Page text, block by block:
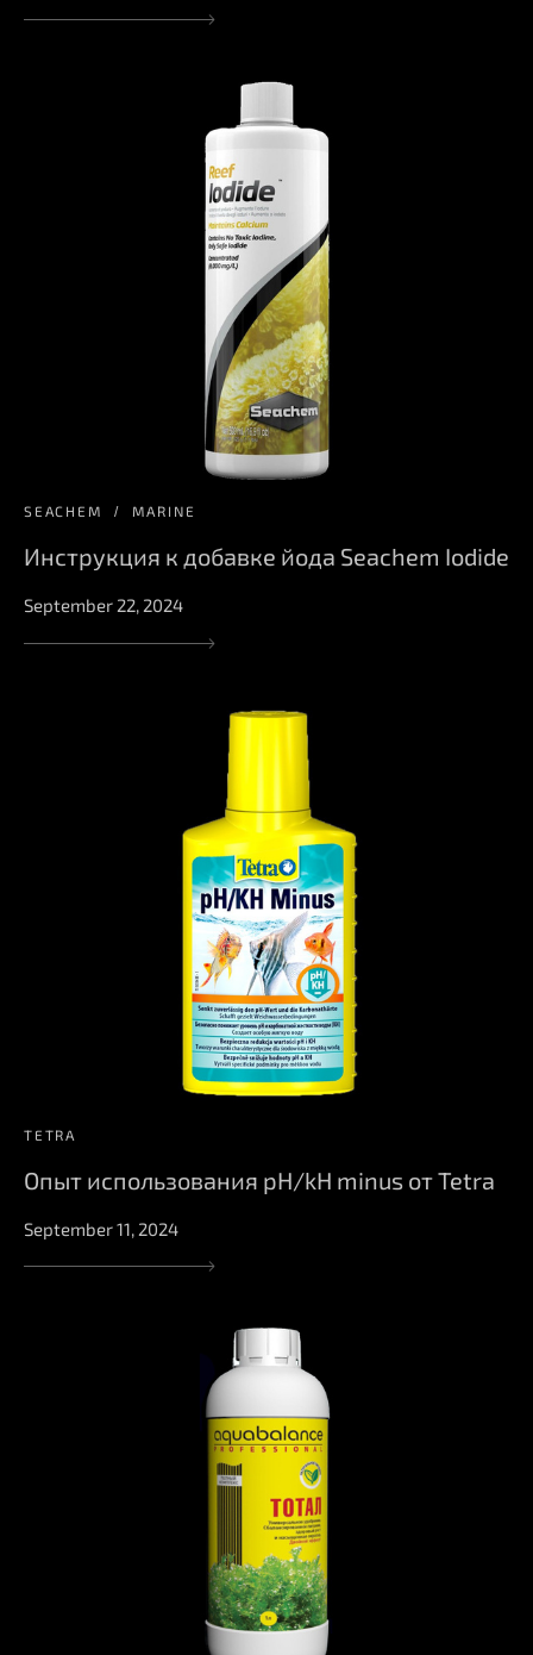
SEACHEM MARINE
Инструкция к добавке йода Seachem Iodide
September 22, 2024
TETRA
Опыт использования pH/kH minus от Tetra
September 11, 2024